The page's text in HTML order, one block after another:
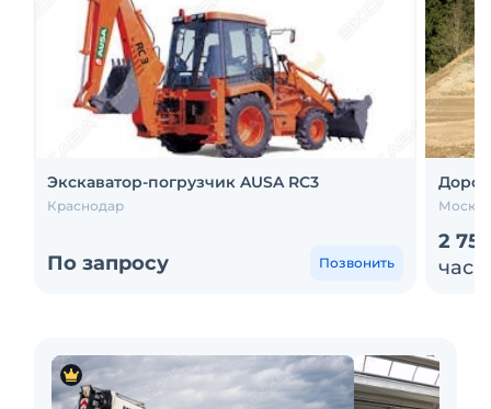
Экскаватор-погрузчик AUSA RC3
Краснодар
По запросу Позвонить
Москва
2
час